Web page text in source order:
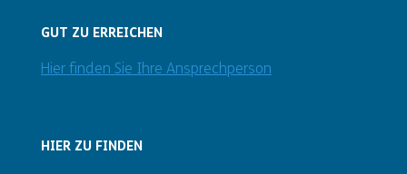
GUT ZU ERREICHEN
Hier finden Sie Ihre Ansprechperson
HIER ZU FINDEN